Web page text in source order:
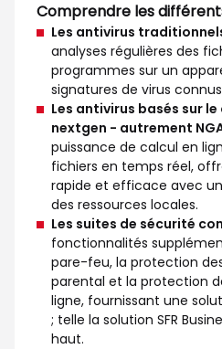
Comprendre les
Les antivirus
analyses régulières des
programmes sur un
signatures de virus
Les antivirus basés sur
nextgen - autrement
puissance de calcul en
fichiers en temps réel,
rapide et efficace avec
des ressources locales.
Les suites de sécurité
fonctionnalités
pare-feu, la protection
parental et la protection
ligne, fournissant une
; telle la solution SFR
haut.